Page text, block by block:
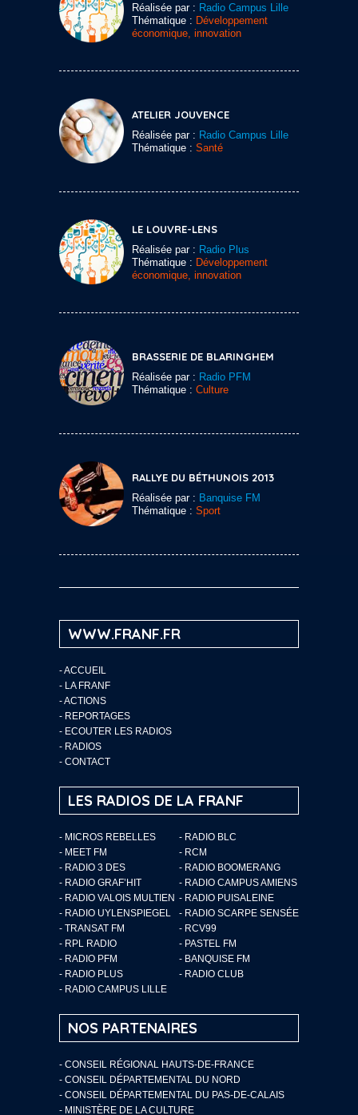
Réalisée par : Radio Campus Lille
Thématique : Développement
économique, innovation
ATELIER JOUVENCE
Réalisée par : Radio Campus Lille
Thématique : Santé
LE LOUVRE-LENS
Réalisée par : Radio Plus
Thématique : Développement
économique, innovation
BRASSERIE DE BLARINGHEM
Réalisée par : Radio PFM
Thématique : Culture
RALLYE DU BÉTHUNOIS 2013
Réalisée par : Banquise FM
Thématique : Sport
WWW.FRANF.FR
-ACCUEIL
- LA FRANF
-ACTIONS
- REPORTAGES
- ECOUTER LES RADIOS
- RADIOS
- CONTACT
LES RADIOS DE LA FRANF
- MICROS REBELLES
- RADIO BLC
- MEET FM
- RCM
- RADIO 3 DES
- RADIO BOOMERANG
- RADIO GRAF’HIT
- RADIO CAMPUS AMIENS
- RADIO VALOIS MULTIEN - RADIO PUISALEINE
- RADIO UYLENSPIEGEL
- RADIO SCARPE SENSÉE
- TRANSAT FM
- RCV99
- RPL RADIO
- PASTEL FM
- RADIO PFM
- BANQUISE FM
- RADIO PLUS
- RADIO CLUB
- RADIO CAMPUS LILLE
NOS PARTENAIRES
- CONSEIL RÉGIONAL HAUTS-DE-FRANCE
- CONSEIL DÉPARTEMENTAL DU NORD
- CONSEIL DÉPARTEMENTAL DU PAS-DE-CALAIS
- MINISTÈRE DE LA CULTURE